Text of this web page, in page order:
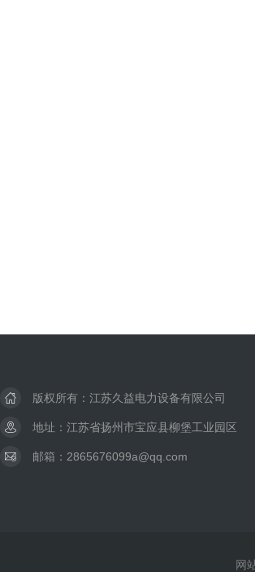
版权所有：江苏久益电力设备有限公司
地址：江苏省扬州市宝应县柳堡工业园区
邮箱：2865676099a@qq.com
网